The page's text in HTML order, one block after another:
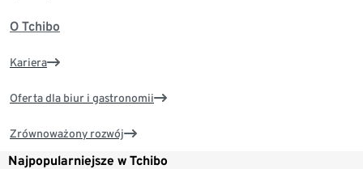
O Tchibo
Kariera
Oferta dla biur i gastronomii
Zrównoważony rozwój
Najpopularniejsze w Tchibo